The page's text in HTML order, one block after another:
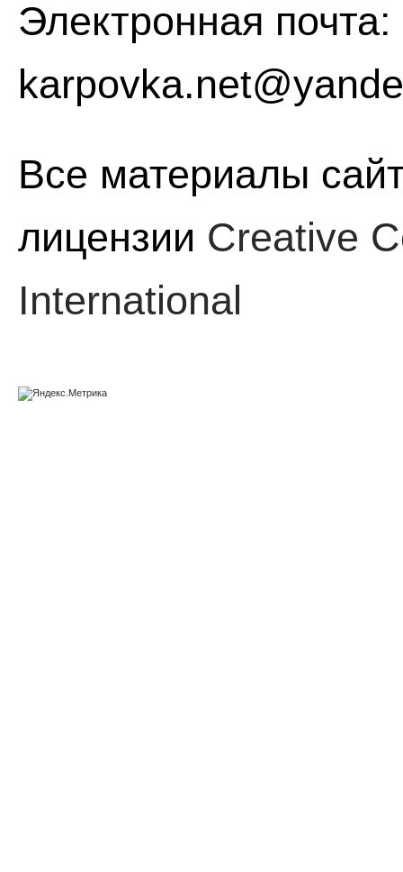
Электронная почта:
Все материалы
лицензии Creative
International